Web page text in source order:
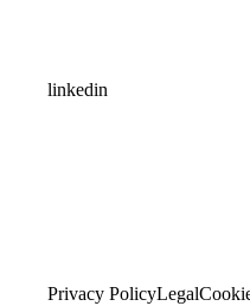
linkedin
Privacy PolicyLegal